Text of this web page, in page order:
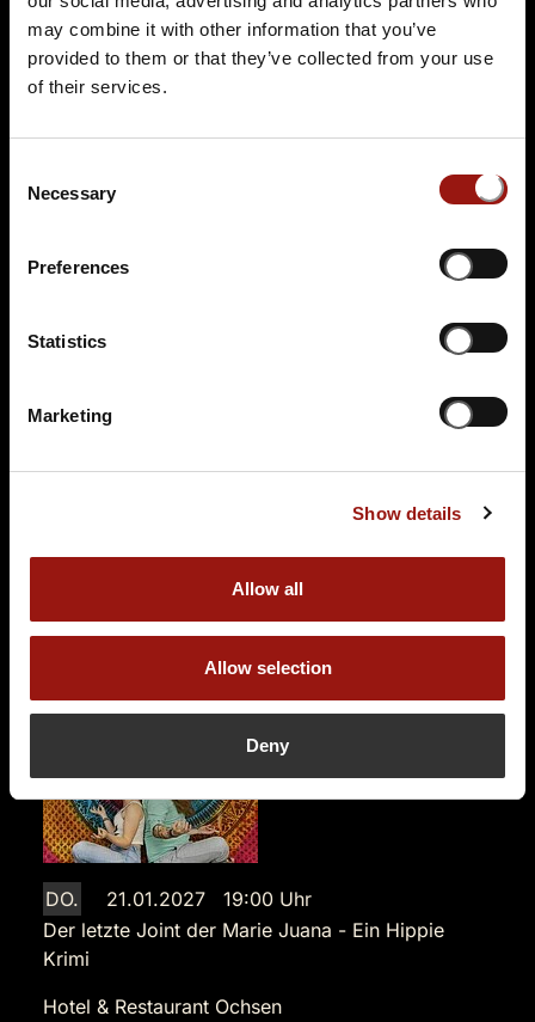
may combine it with other information that you’ve
provided to them or that they’ve collected from your use
of their services.
Selection
Necessary
Preferences
Statistics
Marketing
Show details
Allow all
Allow selection
Deny
99,90 €
DO.
Hotel & Restaurant Ochsen
99,90 €
Tickets kaufen
DO.
21.01.2027 19:00 Uhr
Der letzte Joint der Marie Juana - Ein Hippie
Krimi
Hotel & Restaurant Ochsen